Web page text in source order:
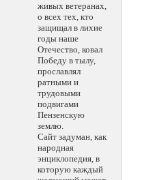
живых ветеранах,
о всех тех, кто
защищал в лихие
годы наше
Отечество, ковал
Победу в тылу,
прославлял
ратными и
трудовыми
подвигами
Пензенскую
землю.
Сайт задуман, как
народная
энциклопедия, в
которую каждый